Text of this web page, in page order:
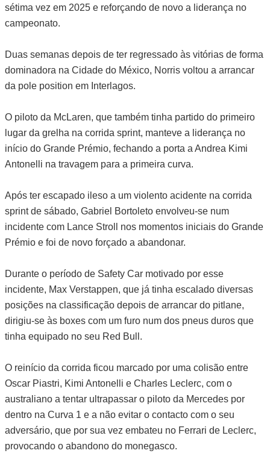
sétima vez em 2025 e reforçando de novo a liderança no
campeonato.
Duas semanas depois de ter regressado às vitórias de forma
dominadora na Cidade do México, Norris voltou a arrancar
da pole position em Interlagos.
O piloto da McLaren, que também tinha partido do primeiro
lugar da grelha na corrida sprint, manteve a liderança no
início do Grande Prémio, fechando a porta a Andrea Kimi
Antonelli na travagem para a primeira curva.
Após ter escapado ileso a um violento acidente na corrida
sprint de sábado, Gabriel Bortoleto envolveu-se num
incidente com Lance Stroll nos momentos iniciais do Grande
Prémio e foi de novo forçado a abandonar.
Durante o período de Safety Car motivado por esse
incidente, Max Verstappen, que já tinha escalado diversas
posições na classificação depois de arrancar do pitlane,
dirigiu-se às boxes com um furo num dos pneus duros que
tinha equipado no seu Red Bull.
O reinício da corrida ficou marcado por uma colisão entre
Oscar Piastri, Kimi Antonelli e Charles Leclerc, com o
australiano a tentar ultrapassar o piloto da Mercedes por
dentro na Curva 1 e a não evitar o contacto com o seu
adversário, que por sua vez embateu no Ferrari de Leclerc,
provocando o abandono do monegasco.